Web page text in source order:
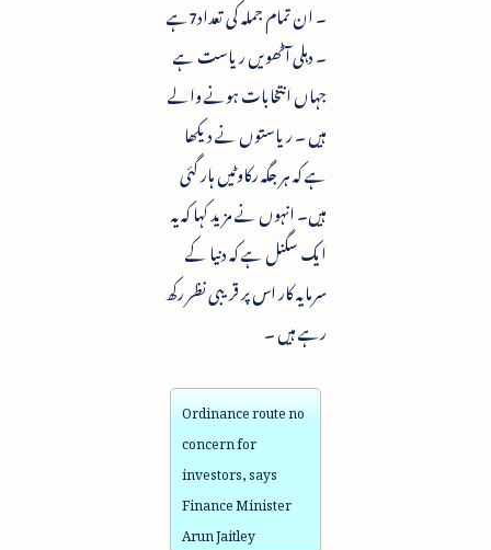
۔ ان تمام جملہ کی تعداد7ہے
۔ دہلی آٹھویں ریاست ہے
جہاں انتخابات ہونے والے
ہیں ۔ ریاستوں نے دیکھا
ہے کہ ہر جگہ رکاوٹیں ہار گئی
ہیں۔ انہوں نے مزید کہا کہ یہ
ایک سگنل ہے کہ دنیا کے
سرمایہ کار اس پر قریبی نظر رکھ
رہے ہیں ۔
Ordinance route no
concern for
investors, says
Finance Minister
Arun Jaitley